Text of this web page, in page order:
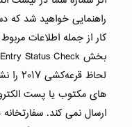
راهنمایی خواهید شد که
کار از جمله اطلاعات
لحاظ
های مکتوب یا پست
ارسال نمی کند.